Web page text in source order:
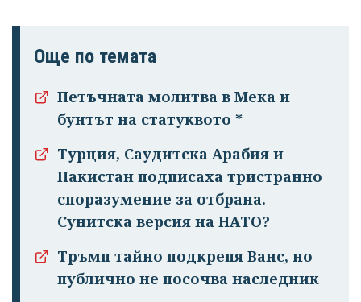
Още по темата
Петъчната молитва в Мека и
бунтът на статуквото *
Турция, Саудитска Арабия и
Пакистан подписаха тристранно
споразумение за отбрана.
Сунитска версия на НАТО?
Тръмп тайно подкрепя Ванс, но
публично не посочва наследник